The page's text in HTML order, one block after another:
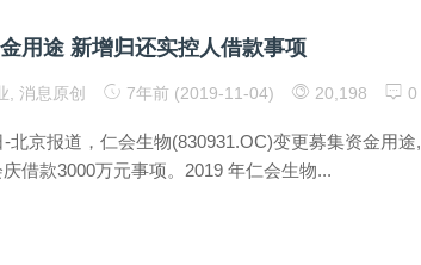
用途 新增归还实控人借款事项
消息原创 7年前 (2019-11-04) 20,198 0
北京报道，仁会生物(830931.OC)变更募集资金用途,
借款3000万元事项。2019 年仁会生物...